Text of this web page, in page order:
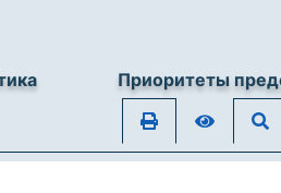
Приоритеты